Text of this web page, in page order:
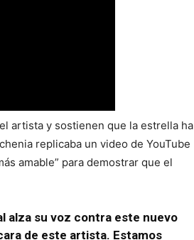
artista y sostienen que la estrella ha
replicaba un video de YouTube
amable” para demostrar que el
alza su voz contra este nuevo
de este artista. Estamos